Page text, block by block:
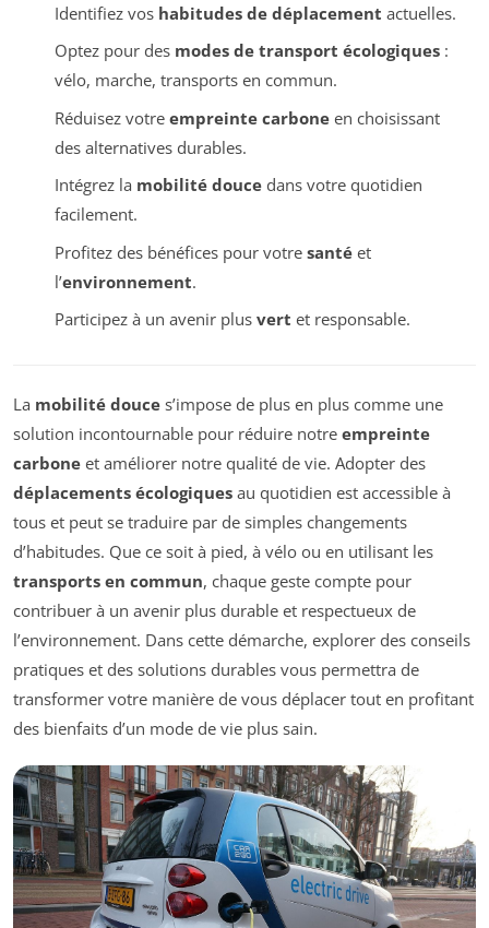
Identifiez vos habitudes de déplacement actuelles.
Optez pour des modes de transport écologiques:
vélo, marche, transports en commun.
Réduisez votre empreinte carboneen choisissant
des alternatives durables.
Intégrez la mobilité doucedans votre quotidien
facilement.
Profitez des bénéfices pour votre santéet
l’environnement.
Participez à un avenir plus vert et responsable.
La mobilité douce s’impose de plus en plus comme une
solution incontournable pour réduire notre empreinte
carbone et améliorer notre qualité de vie. Adopter des
déplacements écologiques au quotidien est accessible à
tous et peut se traduire par de simples changements
d’habitudes. Que ce soit à pied, à vélo ou en utilisant les
transports en commun, chaque geste compte pour
contribuer à un avenir plus durable et respectueux de
l’environnement. Dans cette démarche, explorer des conseils
pratiques et des solutions durables vous permettra de
transformer votre manière de vous déplacer tout en profitant
des bienfaits d’un mode de vie plus sain.